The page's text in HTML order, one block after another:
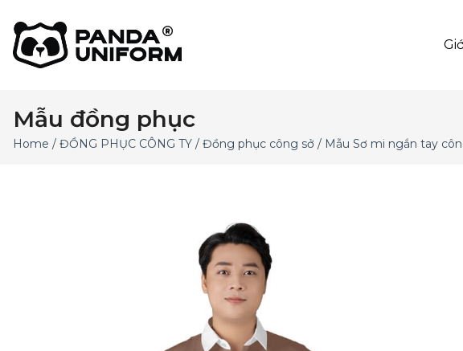
Mẫu đồng phục
Home / ĐỒNG PHỤC CÔNG TY / Đồng phục công sở / Mẫu Sơ mi ngắn tay